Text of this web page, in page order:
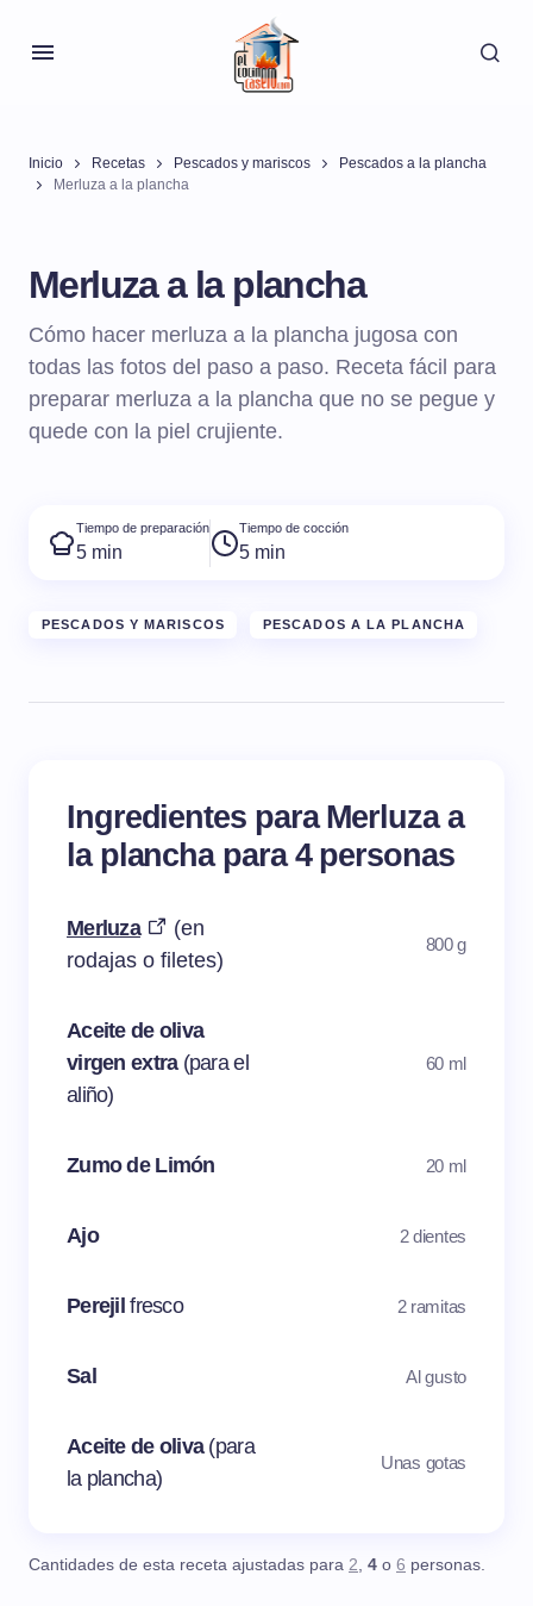
Inicio Recetas Pescados y mariscos
Pescados a la plancha
Merluza a la plancha
Merluza a la plancha
Cómo hacer merluza a la plancha jugosa con
todas las fotos del paso a paso. Receta fácil para
preparar merluza a la plancha que no se pegue y
quede con la piel crujiente.
Tiempo de preparación
5 min
Tiempo de cocción
5 min
PESCADOS Y MARISCOS PESCADOS A LA PLANCHA
Ingredientes para Merluza a
la plancha para 4 personas
Merluza
(en
rodajas o filetes)
800 g
Aceite de oliva
virgen extra (para el
aliño)
60 ml
Zumo de Limón 20 ml
Ajo 2 dientes
Perejilfresco 2 ramitas
Sal Al gusto
Aceite de oliva (para
la plancha)
Unas gotas
Cantidades de esta receta ajustadas para 2, 4 o 6 personas.